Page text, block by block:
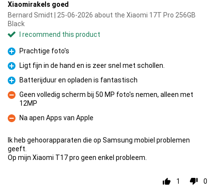
Xiaomirakels goed
Bernard Smidt | 25-06-2026 about the Xiaomi 17T Pro 256GB
Black
I recommend this product
Pro
Prachtige foto's
Pro
Ligt fijn in de hand en is zeer snel met schollen.
Pro
Batterijduur en opladen is fantastisch
Geen volledig scherm bij 50 MP foto's nemen, alleen met
12MP
Con
Na apen Apps van Apple
Ik heb gehoorapparaten die op Samsung mobiel problemen
geeft.
Op mijn Xiaomi T17 pro geen enkel probleem.
1 0